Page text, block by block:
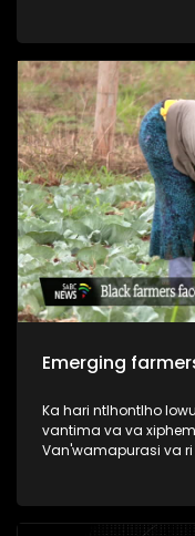
Emerging
Ka hari ntlhontlho
vantima va va
Van'wamapurasi va